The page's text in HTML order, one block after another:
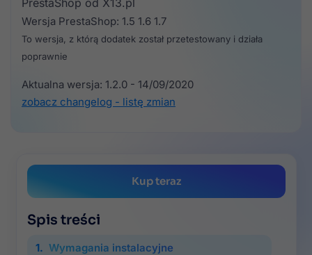
PrestaShop od X13.pl
Wersja PrestaShop: 1.5 1.6 1.7
To wersja, z którą dodatek został przetestowany i działa
poprawnie
Aktualna wersja: 1.2.0 - 14/09/2020
zobacz changelog - listę zmian
Kup teraz
Spis treści
Wymagania instalacyjne